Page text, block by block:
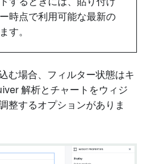
時点で利用可能な最新の
す。
む場合、フィルター状態はキ
解析とチャートをウィジ
整するオプションがありま